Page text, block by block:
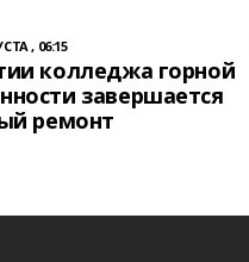
, 06:15
колледжа горной
завершается
ремонт